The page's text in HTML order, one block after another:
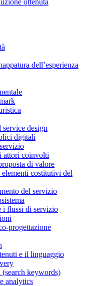
ottenuta
dell’esperienza
design
digitali
attori coinvolti
di valore
costitutivi del
del servizio
i flussi di servizio
progettazione
e il linguaggio
keywords)
analytics